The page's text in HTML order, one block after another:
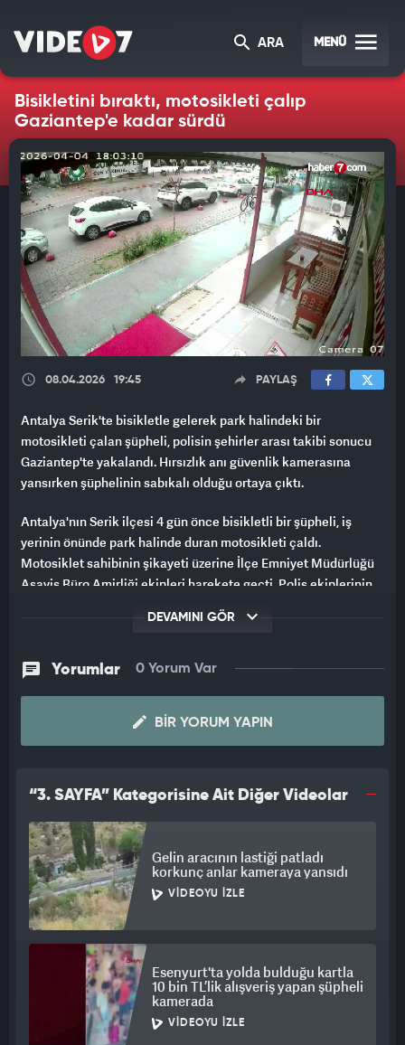
ARA MENÜ
Bisikletini bıraktı, motosikleti çalıp
Gaziantep'e kadar sürdü
08.04.2026 19:45 PAYLAŞ
Antalya Serik'te bisikletle gelerek park halindeki bir
motosikleti çalan şüpheli, polisin şehirler arası takibi sonucu
Gaziantep'te yakalandı. Hırsızlık anı güvenlik kamerasına
yansırken şüphelinin sabıkalı olduğu ortaya çıktı.
Antalya'nın Serik ilçesi 4 gün önce bisikletli bir şüpheli, iş
yerinin önünde park halinde duran motosikleti çaldı.
Motosiklet sahibinin şikayeti üzerine İlçe Emniyet Müdürlüğü
Asayiş Büro Amirliği ekipleri harekete geçti. Polis ekiplerinin
motosikleti Gaziantep'e götürdüğü tespit edildi. Gaziantep
yakalanırken, çalınan motosiklet de bulundu. Gözaltına alınan
Olayla ilgili adli işlem başlatıldı.
Görüntüde bisikletle ilerleyen şüphelinin park halindeki
motosikleti fark ettikten sonra birkaç metre ileriden geri
döndüğü, bisikleti bırakıp çalıştırdığı motosikletle olay
yerinden uzaklaştığı anlar yer aldı.
DEVAMINI GÖR
Yorumlar 0 Yorum Var
BIR YORUM YAPIN
“3. SAYFA” Kategorisine Ait Diğer Videolar
Gelin aracının lastiği patladı
korkunç anlar kameraya yansıdı
VIDEOYU İZLE
Esenyurt'ta yolda bulduğu kartla
10 bin TL’lik alışveriş yapan şüpheli
kamerada
VIDEOYU İZLE